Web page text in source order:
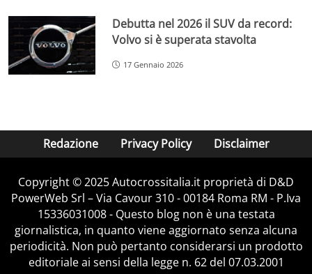
Debutta nel 2026 il SUV da record:
Volvo si è superata stavolta
17 Gennaio 2026
Redazione Privacy Policy Disclaimer
Copyright © 2025 Autocrossitalia.it proprietà di D&D
PowerWeb Srl – Via Cavour 310 - 00184 Roma RM - P.Iva
15336031008 - Questo blog non è una testata
giornalistica, in quanto viene aggiornato senza alcuna
periodicità. Non può pertanto considerarsi un prodotto
editoriale ai sensi della legge n. 62 del 07.03.2001